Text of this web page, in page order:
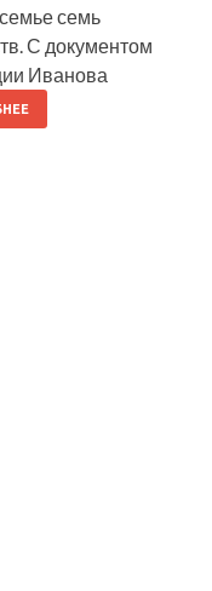
семь
С документом
Иванова